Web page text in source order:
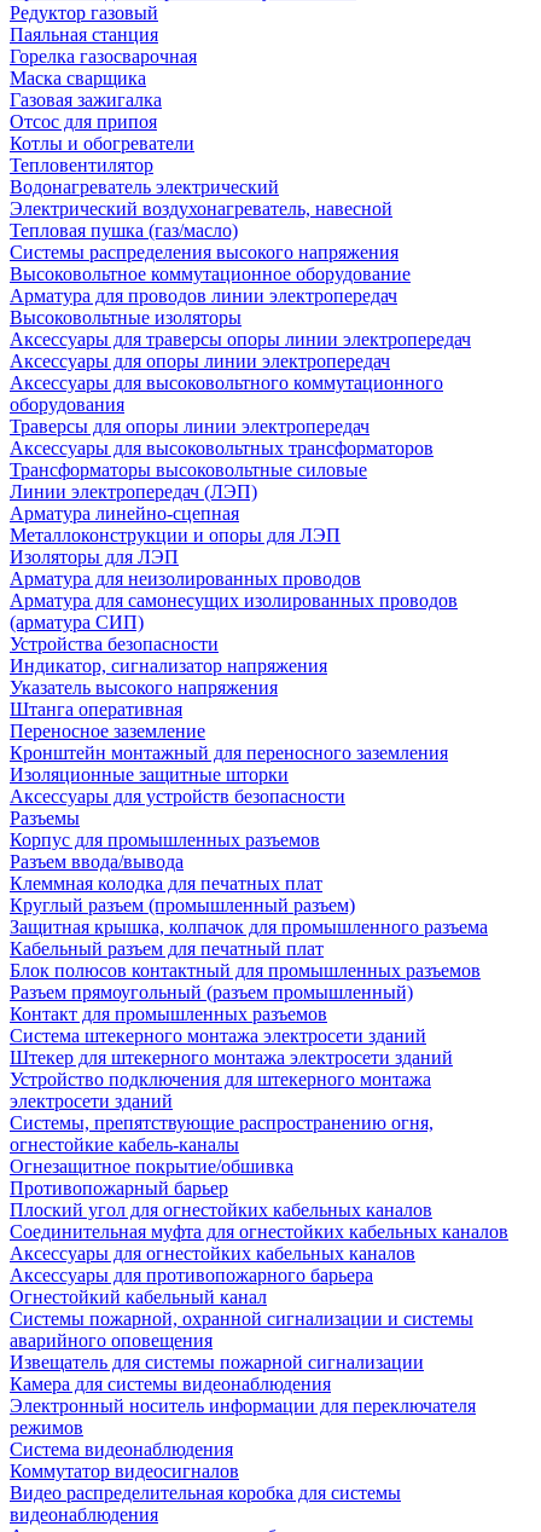
Редуктор газовый
Паяльная станция
Горелка газосварочная
Маска сварщика
Газовая зажигалка
Отсос для припоя
Котлы и обогреватели
Тепловентилятор
Водонагреватель электрический
Электрический воздухонагреватель, навесной
Тепловая пушка (газ/масло)
Системы распределения высокого напряжения
Высоковольтное коммутационное оборудование
Арматура для проводов линии электропередач
Высоковольтные изоляторы
Аксессуары для траверсы опоры линии электропередач
Аксессуары для опоры линии электропередач
Аксессуары для высоковольтного коммутационного
оборудования
Траверсы для опоры линии электропередач
Аксессуары для высоковольтных трансформаторов
Трансформаторы высоковольтные силовые
Линии электропередач (ЛЭП)
Арматура линейно-сцепная
Металлоконструкции и опоры для ЛЭП
Изоляторы для ЛЭП
Арматура для неизолированных проводов
Арматура для самонесущих изолированных проводов
(арматура СИП)
Устройства безопасности
Индикатор, сигнализатор напряжения
Указатель высокого напряжения
Штанга оперативная
Переносное заземление
Кронштейн монтажный для переносного заземления
Изоляционные защитные шторки
Аксессуары для устройств безопасности
Разъемы
Корпус для промышленных разъемов
Разъем ввода/вывода
Клеммная колодка для печатных плат
Круглый разъем (промышленный разъем)
Защитная крышка, колпачок для промышленного разъема
Кабельный разъем для печатный плат
Блок полюсов контактный для промышленных разъемов
Разъем прямоугольный (разъем промышленный)
Контакт для промышленных разъемов
Система штекерного монтажа электросети зданий
Штекер для штекерного монтажа электросети зданий
Устройство подключения для штекерного монтажа
электросети зданий
Системы, препятствующие распространению огня,
огнестойкие кабель-каналы
Огнезащитное покрытие/обшивка
Противопожарный барьер
Плоский угол для огнестойких кабельных каналов
Соединительная муфта для огнестойких кабельных каналов
Аксессуары для огнестойких кабельных каналов
Аксессуары для противопожарного барьера
Огнестойкий кабельный канал
Системы пожарной, охранной сигнализации и системы
аварийного оповещения
Извещатель для системы пожарной сигнализации
Камера для системы видеонаблюдения
Электронный носитель информации для переключателя
режимов
Система видеонаблюдения
Коммутатор видеосигналов
Видео распределительная коробка для системы
видеонаблюдения